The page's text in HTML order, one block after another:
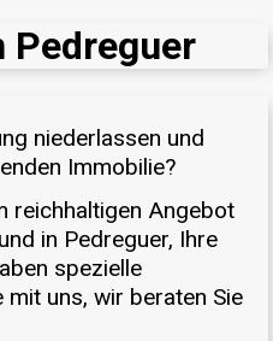
Venta Alquiler
Testimonios
Pedreguer
niederlassen und
Immobilie?
reichhaltigen Angebot
in Pedreguer, Ihre
spezielle
mit uns, wir beraten Sie